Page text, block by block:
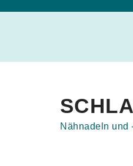
Nähnadeln und